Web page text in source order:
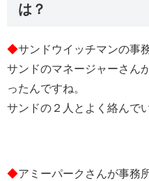
は？
◆サンドウイッチマンの事
サンドのマネージャーさん
ったんですね。
サンドの２人とよく絡んで
◆アミーパークさんが事務